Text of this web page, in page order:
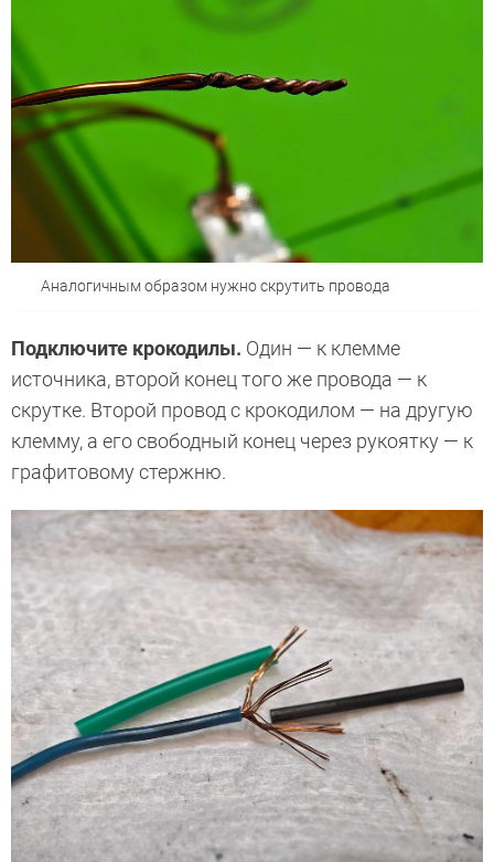
Аналогичным образом нужно скрутить провода
Подключите крокодилы. Один — к клемме
источника, второй конец того же провода — к
скрутке. Второй провод с крокодилом — на другую
клемму, а его свободный конец через рукоятку — к
графитовому стержню.